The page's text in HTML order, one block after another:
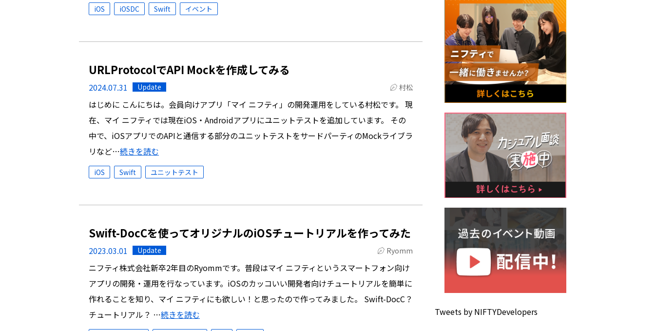
iOS iOSDC Swift イベント
URLProtocolでAPI Mockを作成してみる
2024.07.31 Update 村松
はじめに こんにちは。会員向けアプリ「マイ ニフティ」の開発運用をしている村松です。 現
在、マイ ニフティでは現在iOS・Androidアプリにユニットテストを追加しています。 その
中で、iOSアプリでのAPIと通信する部分のユニットテストをサードパーティのMockライブラ
リなど…続きを読む
iOS Swift ユニットテスト
Swift-DocCを使ってオリジナルのiOSチュートリアルを作ってみた
2023.03.01 Update Ryomm
ニフティ株式会社新卒2年目のRyommです。普段はマイ ニフティというスマートフォン向け
アプリの開発・運用を行なっています。iOSのカッコいい開発者向けチュートリアルを簡単に
作れることを知り、マイ ニフティにも欲しい！と思ったので作ってみました。 Swift-DocC？
チュートリアル？ …続きを読む Tweets by NIFTYDevelopers